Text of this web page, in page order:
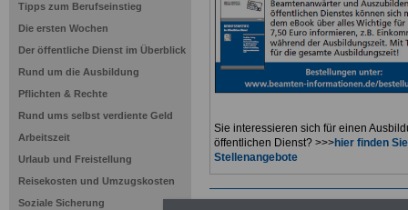
Tipps zum Berufseinstieg
Die ersten Wochen
Der öffentliche Dienst im Überblick
Rund um die Ausbildung
Pflichten & Rechte
Rund ums selbst verdiente Geld
Arbeitszeit
Urlaub und Freistellung
Reisekosten und Umzugskosten
Soziale Sicherung
Sie interessieren sich für einen
öffentlichen Dienst? >>>hier finden
Stellenangebote